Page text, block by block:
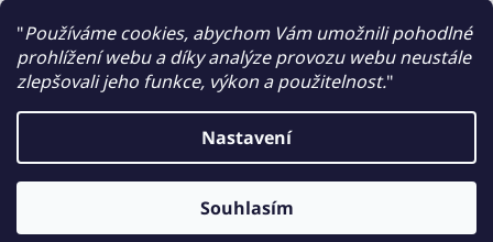
"Používáme cookies, abychom Vám umožnili pohodlné
prohlížení webu a díky analýze provozu webu neustále
zlepšovali jeho funkce, výkon a použitelnost."
Nastavení
Souhlasím
Výměna baterií, řemínků, kovových tahů, test vodotěsnosti,
Hodinky Dušek.cz
Hodinky Dušek. Všechna práva vyhrazena.